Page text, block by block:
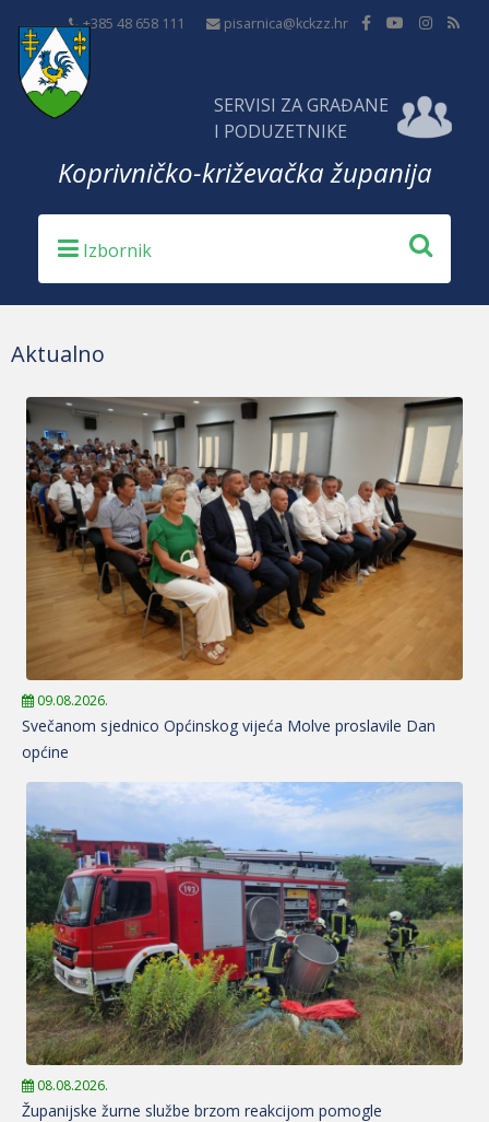
+385 48 658 111 pisarnica@kckzz.hr
SERVISI ZA GRAĐANE
I PODUZETNIKE
Koprivničko-križevačka županija
Aktualno
09.08.2026.
Svečanom sjednico Općinskog vijeća Molve proslavile Dan
općine
08.08.2026.
Županijske žurne službe brzom reakcijom pomogle